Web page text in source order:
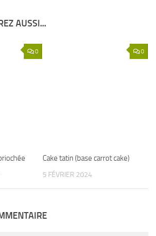
AUSSI...
0 0
Cake tatin (base carrot cake)
5 FÉVRIER 2024